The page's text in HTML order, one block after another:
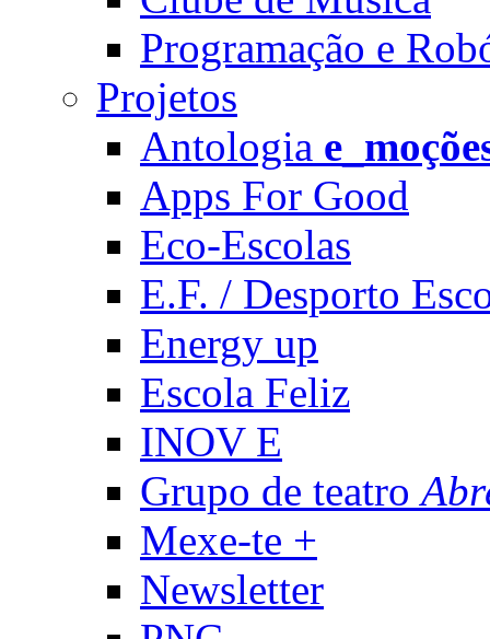
Programação e
Projetos
Antologia
Apps For Good
Eco-Escolas
E.F. / Desporto
Energy up
Escola Feliz
INOV E
Grupo de teatro
Mexe-te +
Newsletter